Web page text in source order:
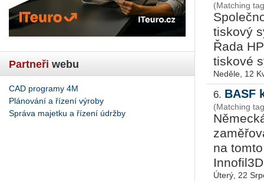
Partneři webu
CAD programy 4M
Plánování a řízení výroby
Správa majetku a řízení údržby
(Matching
tiskový
Řada
tiskové
Neděle, 12
6. BASF
(Matching
na
Úterý, 22